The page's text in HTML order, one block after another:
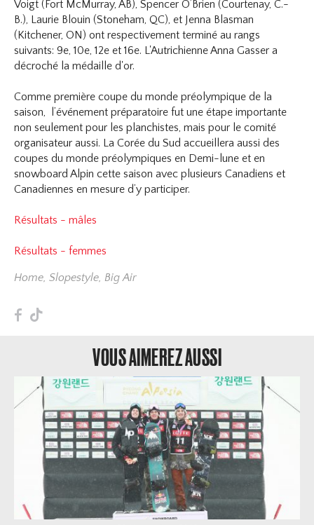
Voigt (Fort McMurray, AB), Spencer O’Brien (Courtenay, C.-
B.), Laurie Blouin (Stoneham, QC), et Jenna Blasman
(Kitchener, ON) ont respectivement terminé au rangs
suivants: 9e, 10e, 12e et 16e. L'Autrichienne Anna Gasser a
décroché la médaille d'or.
Comme première coupe du monde préolympique de la
saison, l’événement préparatoire fut une étape importante
non seulement pour les planchistes, mais pour le comité
organisateur aussi. La Corée du Sud accueillera aussi des
coupes du monde préolympiques en Demi-lune et en
snowboard Alpin cette saison avec plusieurs Canadiens et
Canadiennes en mesure d’y participer.
Résultats - mâles
Résultats - femmes
Home,Slopestyle, Big Air
F T
VOUS AIMEREZ AUSSI